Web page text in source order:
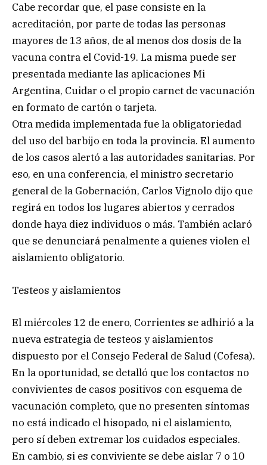
Cabe recordar que, el pase consiste en la
acreditación, por parte de todas las personas
mayores de 13 años, de al menos dos dosis de la
vacuna contra el Covid-19. La misma puede ser
presentada mediante las aplicaciones Mi
Argentina, Cuidar o el propio carnet de vacunación
en formato de cartón o tarjeta.
Otra medida implementada fue la obligatoriedad
del uso del barbijo en toda la provincia. El aumento
de los casos alertó a las autoridades sanitarias. Por
eso, en una conferencia, el ministro secretario
general de la Gobernación, Carlos Vignolo dijo que
regirá en todos los lugares abiertos y cerrados
donde haya diez individuos o más. También aclaró
que se denunciará penalmente a quienes violen el
aislamiento obligatorio.
Testeos y aislamientos
El miércoles 12 de enero, Corrientes se adhirió a la
nueva estrategia de testeos y aislamientos
dispuesto por el Consejo Federal de Salud (Cofesa).
En la oportunidad, se detalló que los contactos no
convivientes de casos positivos con esquema de
vacunación completo, que no presenten síntomas
no está indicado el hisopado, ni el aislamiento,
pero sí deben extremar los cuidados especiales.
En cambio, si es conviviente se debe aislar 7 o 10